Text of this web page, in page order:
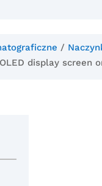
/
display screen